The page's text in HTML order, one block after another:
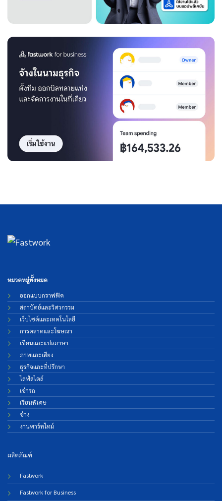
หมวดหมู่ทั้งหมด
ออกแบบกราฟฟิค
สถาปัตย์และวิศวกรรม
เว็บไซต์และเทคโนโลยี
การตลาดและโฆษณา
เขียนและแปลภาษา
ภาพและเสียง
ธุรกิจและที่ปรึกษา
ไลฟ์สไตล์
เช่ารถ
เรียนพิเศษ
ช่าง
งานพาร์ทไทม์
ผลิตภัณฑ์
Fastwork
Fastwork for Business